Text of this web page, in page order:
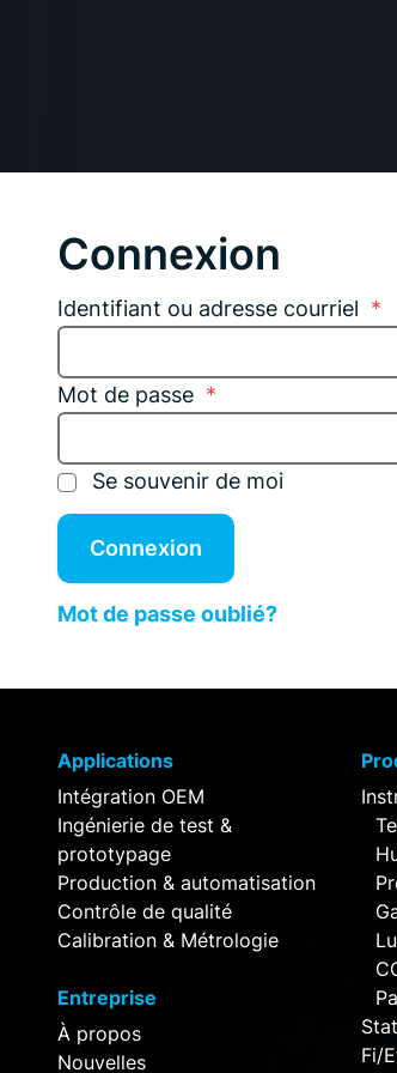
Connexion
Identifiant ou adresse courriel *
Mot de passe *
Se souvenir de moi
Connexion
Mot de passe oublié?
Applications
Intégration OEM
Ingénierie de test &
prototypage
Production & automatisation
Contrôle de qualité
Calibration & Métrologie
Entreprise
À propos
Nouvelles
Fi/